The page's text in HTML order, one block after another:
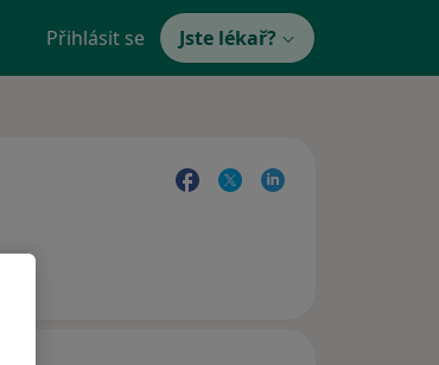
Přihlásit se Jste lékař?